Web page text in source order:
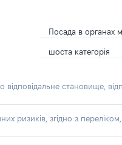
Посада в органах
шоста категорія
становище,
згідно з